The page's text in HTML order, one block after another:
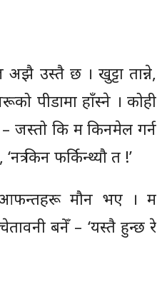
उस्तै छ । खुट्टा तान्ने,
पीडामा हाँस्ने । कोही
– जस्तो कि म किनमेल गर्न
किन फर्किन्थ्यौ त !’
मौन भए । म
बनेँ – ‘यस्तै हुन्छ रे